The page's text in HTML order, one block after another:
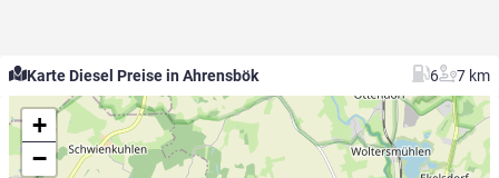
Karte Diesel Preise in Ahrensbök 6 7 km
+
−